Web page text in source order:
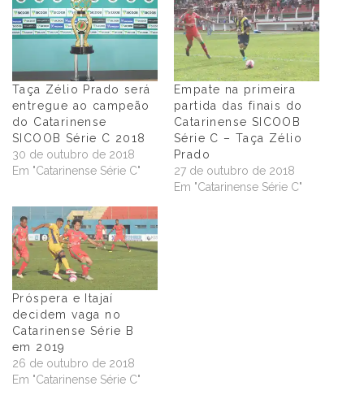
Taça Zélio Prado será
entregue ao campeão
do Catarinense
SICOOB Série C 2018
30 de outubro de 2018
Em "Catarinense Série C"
Empate na primeira
partida das finais do
Catarinense SICOOB
Série C – Taça Zélio
Prado
27 de outubro de 2018
Em "Catarinense Série C"
Próspera e Itajaí
decidem vaga no
Catarinense Série B
em 2019
26 de outubro de 2018
Em "Catarinense Série C"